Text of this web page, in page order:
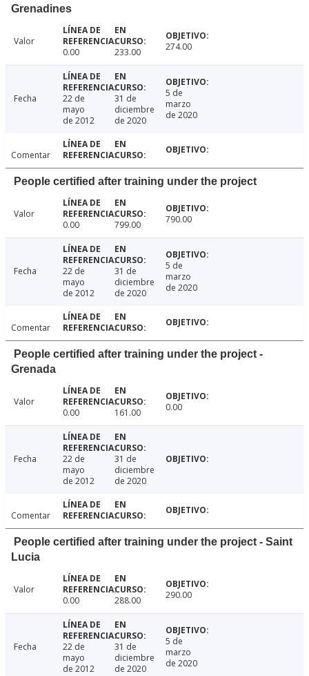
Grenadines
Valor
0.00
233.00 274.00
Fecha
22 de
mayo
de 2012
31 de
diciembre
de 2020
5 de
marzo
de 2020
Comentar
People certified after training under the project
Valor
0.00
799.00 790.00
Fecha
22 de
mayo
de 2012
31 de
diciembre
de 2020
5 de
marzo
de 2020
Comentar
People certified after training under the project -
Grenada
Valor
0.00
161.00 0.00
Fecha
22 de
mayo
de 2012
31 de
diciembre
de 2020
Comentar
People certified after training under the project - Saint
Lucia
Valor
0.00
288.00 290.00
Fecha
22 de
mayo
de 2012
31 de
diciembre
de 2020
5 de
marzo
de 2020